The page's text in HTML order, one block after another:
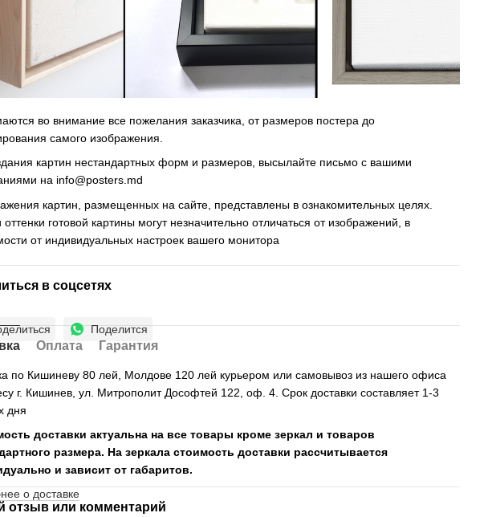
во внимание все пожелания заказчика, от размеров постера до
самого изображения.
картин нестандартных форм и размеров, высылайте письмо c вашими
на info@posters.md
картин, размещенных на сайте, представлены в ознакомительных целях.
оттенки готовой картины могут незначительно отличаться от изображений, в
от индивидуальных настроек вашего монитора
в соцсетях
Поделится
Оплата Гарантия
по Кишиневу 80 лей, Молдове 120 лей курьером или самовывоз из нашего офиса
г. Кишинев, ул. Митрополит Дософтей 122, оф. 4. Срок доставки составляет 1-3
дня
доставки актуальна на все товары кроме зеркал и товаров
размера. На зеркала стоимость доставки рассчитывается
и зависит от габаритов.
о доставке
отзыв или комментарий